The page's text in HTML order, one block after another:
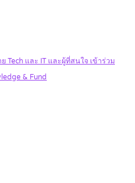
Tech และ IT และผู้ที่สนใจ เข้าร่วม
& Fund